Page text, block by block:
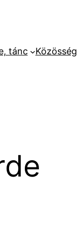
tánc Közösség